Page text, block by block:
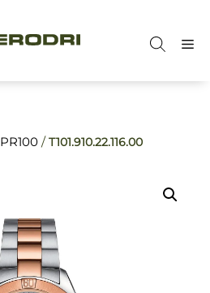
PR100 /T101.910.22.116.00